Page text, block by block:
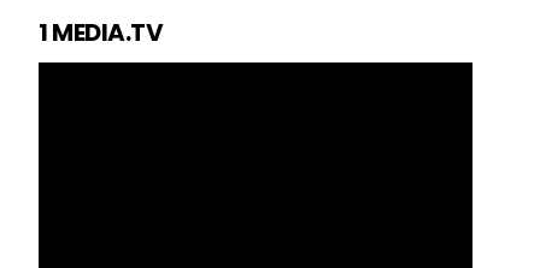
1 MEDIA.TV